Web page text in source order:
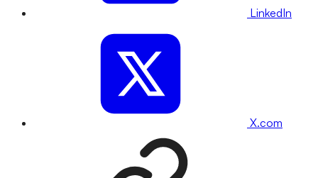
LinkedIn
X.com